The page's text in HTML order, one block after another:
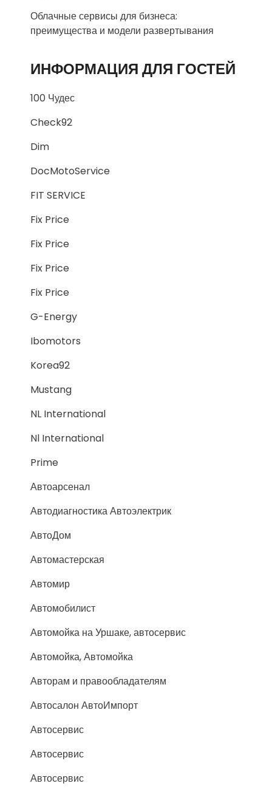
Облачные сервисы для бизнеса:
преимущества и модели развертывания
ИНФОРМАЦИЯ ДЛЯ ГОСТЕЙ
100 Чудес
Check92
Dim
DocMotoService
FIT SERVICE
Fix Price
Fix Price
Fix Price
Fix Price
G-Energy
Ibomotors
Korea92
Mustang
NL International
Nl International
Prime
Автоарсенал
Автодиагностика Автоэлектрик
АвтоДом
Автомастерская
Автомир
Автомобилист
Автомойка на Уршаке, автосервис
Автомойка, Автомойка
Авторам и правообладателям
Автосалон АвтоИмпорт
Автосервис
Автосервис
Автосервис